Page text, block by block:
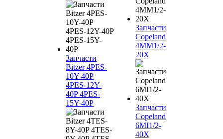
Запчасти
Bitzer 4PES-
10Y-40P
4PES-12Y-
40P 4PES-
15Y-40P
Запчасти
Copeland
4MM1/2-
20X
Запчасти
Copeland
6MI1/2-
40X